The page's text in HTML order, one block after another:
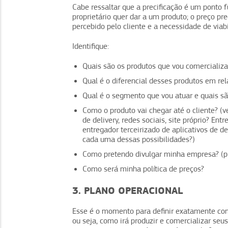
Cabe ressaltar que a precificação é um ponto
proprietário quer dar a um produto; o preço
percebido pelo cliente e a necessidade de
Identifique:
Quais são os produtos que vou
Qual é o diferencial desses produtos em
Qual é o segmento que vou atuar e quais
Como o produto vai chegar até o cliente?
de delivery, redes sociais, site próprio?
entregador terceirizado de aplicativos de
cada uma dessas possibilidades?)
Como pretendo divulgar minha empresa?
Como será minha política de preços?
3. PLANO OPERACIONAL
Esse é o momento para definir exatamente
ou seja, como irá produzir e comercializar